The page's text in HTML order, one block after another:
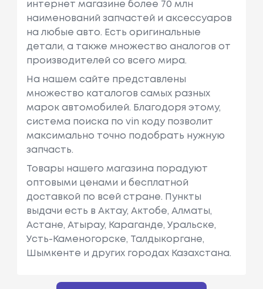
интернет магазине более 70 млн
наименований запчастей и аксессуаров
на любые авто. Есть оригинальные
детали, а также множество аналогов от
производителей со всего мира.
На нашем сайте представлены
множество каталогов самых разных
марок автомобилей. Благодоря этому,
система поиска по vin коду позволит
максимально точно подобрать нужную
запчасть.
Товары нашего магазина порадуют
оптовыми ценами и бесплатной
доставкой по всей стране. Пункты
выдачи есть в Актау, Актобе, Алматы,
Астане, Атырау, Караганде, Уральске,
Усть-Каменогорске, Талдыкоргане,
Шымкенте и других городах Казахстана.